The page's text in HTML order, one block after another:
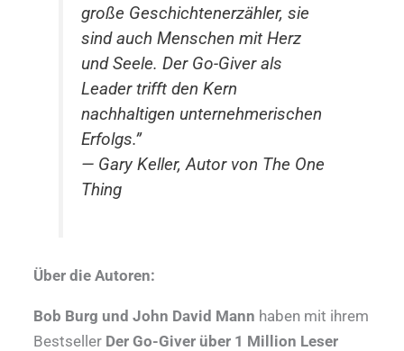
große Geschichtenerzähler, sie
sind auch Menschen mit Herz
und Seele. Der Go-Giver als
Leader trifft den Kern
nachhaltigen unternehmerischen
Erfolgs.”
— Gary Keller, Autor von The One
Thing
Über die Autoren:
Bob Burg und John David Mann haben mit ihrem
Bestseller Der Go-Giver über 1 Million Leser